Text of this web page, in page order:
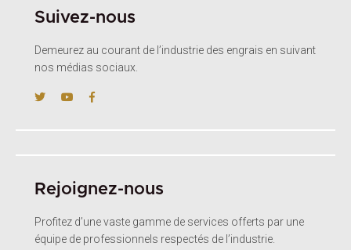
Suivez-nous
Demeurez au courant de l’industrie des engrais en suivant
nos médias sociaux.
Rejoignez-nous
Profitez d’une vaste gamme de services offerts par une
équipe de professionnels respectés de l’industrie.